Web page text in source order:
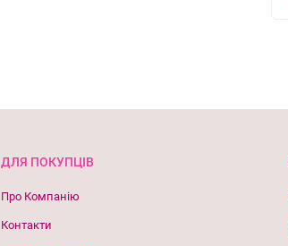
ДЛЯ ПОКУПЦІВ
Про Компанію
Контакти